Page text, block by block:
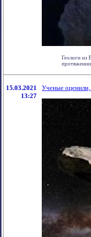
Геологи из
15.03.2021
13:27
Ученые оценили,